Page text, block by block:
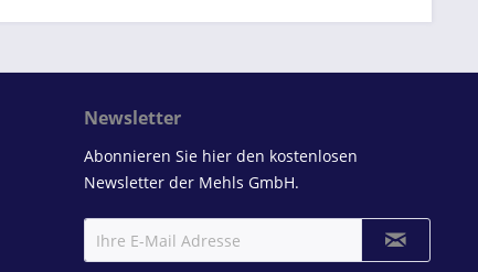
Newsletter
Abonnieren Sie hier den kostenlosen
Newsletter der Mehls GmbH.